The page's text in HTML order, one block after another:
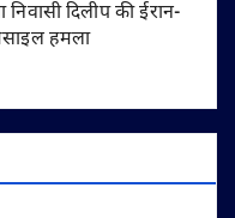
दिलीप की ईरान-
हमला